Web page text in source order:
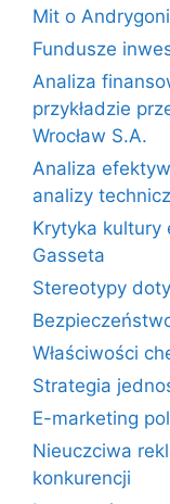
Mit o
Fundusze
Analiza
przykładzie
Wrocław S.A.
Analiza
analizy
Krytyka kultury
Gasseta
Stereotypy
Właściwości
Strategia
E-marketing
Nieuczciwa
konkurencji